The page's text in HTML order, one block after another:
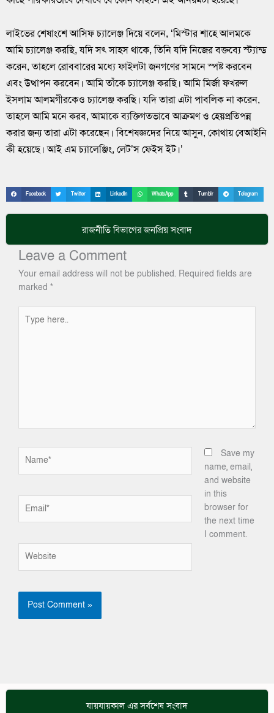
লাইভের শেষাংশে আসিফ চ্যালেঞ্জ দিয়ে বলেন, ‘মিস্টার শাহে আলমকে
আমি চ্যালেঞ্জ করছি, যদি সৎ সাহস থাকে, তিনি যদি নিজের বক্তব্যে স্ট্যান্ড
করেন, তাহলে রোববারের মধ্যে ফাইলটা জনগণের সামনে স্পষ্ট করবেন
এবং উত্থাপন করবেন। আমি তাঁকে চ্যালেঞ্জ করছি। আমি মির্জা ফখরুল
ইসলাম আলমগীরকেও চ্যালেঞ্জ করছি। যদি তারা এটা পাবলিক না করেন,
তাহলে আমি মনে করব, আমাকে ব্যক্তিগতভাবে আক্রমণ ও হেয়প্রতিপন্ন
করার জন্য তারা এটা করেছেন। বিশেষজ্ঞদের নিয়ে আসুন, কোথায় বেআইনি
কী হয়েছে। আই এম চ্যালেঞ্জিং, লেট’স ফেইস ইট।’
Facebook Twitter LinkedIn WhatsApp Tumblr Telegram
রাজনীতিবিভাগের জনপ্রিয় সংবাদ
Leave a Comment
Your email address will not be published. Required fields are
marked *
here..
Save my
name, email,
and website
in this
browser for
the next time
I comment.
যায়যায়কাল এর সর্বশেষ সংবাদ